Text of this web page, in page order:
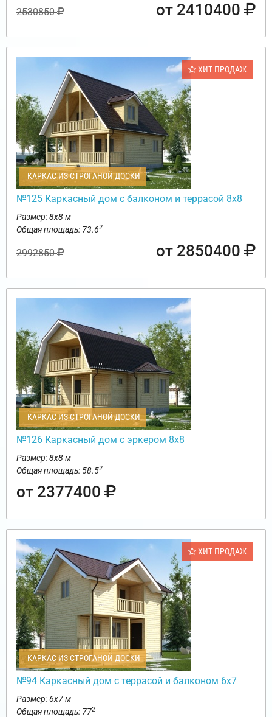
2530850 от 2410400
ХИТ ПРОДАЖ
КАРКАС ИЗ СТРОГАНОЙ ДОСКИ
№125 Каркасный дом с балконом и террасой 8х8
Размер: 8х8 м
Общая площадь: 73.62
2992850 от 2850400
КАРКАС ИЗ СТРОГАНОЙ ДОСКИ
№126 Каркасный дом с эркером 8х8
Размер: 8х8 м
Общая площадь: 58.52
от 2377400
ХИТ ПРОДАЖ
КАРКАС ИЗ СТРОГАНОЙ ДОСКИ
№94 Каркасный дом с террасой и балконом 6х7
Размер: 6х7 м
Общая площадь: 772